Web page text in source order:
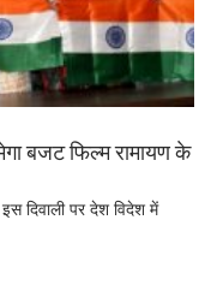
बजट फिल्म रामायण के
दिवाली पर देश विदेश में